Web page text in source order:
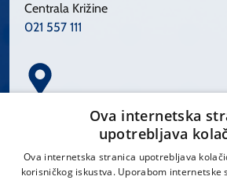
Centrala Križine
021 557 111
Spinčićeva 1, 21000 Split
Ova internetska
upotrebljava
Ova internetska stranica upotrebljava
korisničkog iskustva. Uporabom internetske